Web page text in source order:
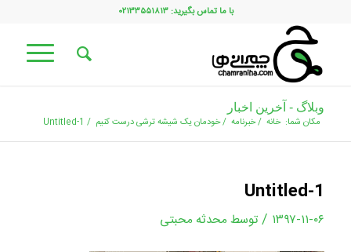
با ما تماس بگیرید: ۰۲۱۳۳۵۵۱۸۱۳
وبلاگ - آخرین اخبار
مکان شما: خانه /خبرنامه /خودمان یک شیشه ترشی درست کنیم /
Untitled-1
Untitled-1
۱۳۹۷-۱۱-۰۶ / توسط محدثه محبتی